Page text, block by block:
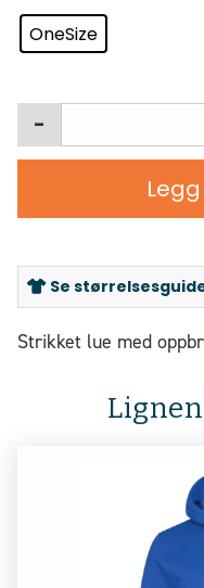
OneSize
-
Se
Strikket lue med